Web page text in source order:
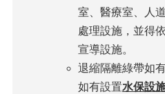
室、醫療室、人
處理設施，並得
宣導設施。
退縮隔離綠帶如
如有設置水保設